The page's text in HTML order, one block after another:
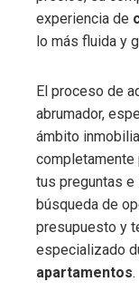
experiencia de
lo más fluida y
El proceso de
abrumador,
ámbito
completamente
tus preguntas e
búsqueda de
presupuesto y
especializado
apartamentos.